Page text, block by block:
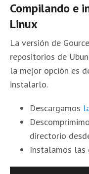
Compilando e
Linux
La versión de
repositorios de
la mejor opción es
instalarlo.
Descargamos
directorio
Instalamos las